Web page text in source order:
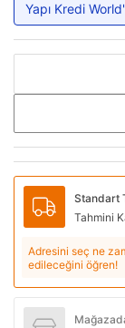
Yapı Kredi
Standart
Tahmini
Adresini seç ne
edileceğini öğren!